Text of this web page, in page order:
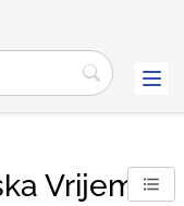
Vrijeme